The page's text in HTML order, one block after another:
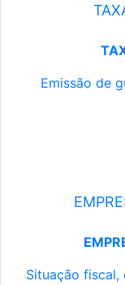
Emissão de
Situação